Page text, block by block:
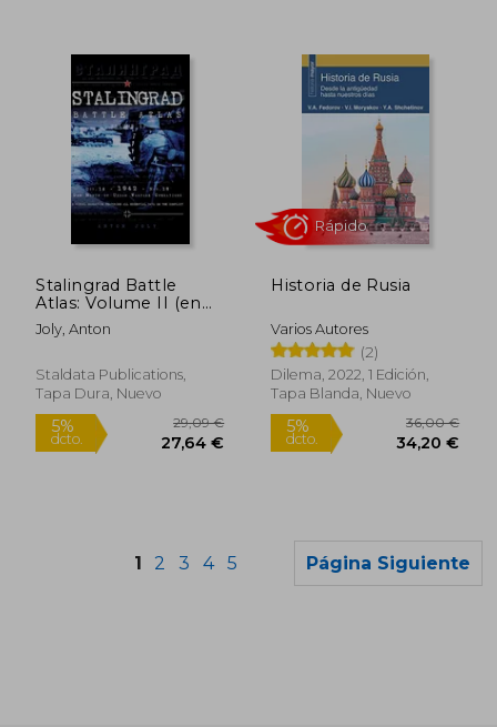
Stalingrad Battle
Atlas: Volume II (en
Inglés)
Joly, Anton
Staldata Publications,
Tapa Dura, Nuevo
Historia de Rusia
Varios Autores
(2)
Dilema, 2022, 1 Edición,
Tapa Blanda, Nuevo
1 2 3 4 5 Página Siguiente